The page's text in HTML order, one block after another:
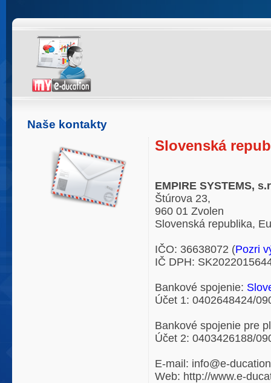
Naše kontakty
Slovenská
EMPIRE SYSTEMS,
Štúrova 23,
960 01 Zvolen
Slovenská republika,
IČO: 36638072 (Pozri
IČ DPH:
Bankové spojenie:
Účet 1: 0402648424/
Bankové spojenie pre
Účet 2: 0403426188/
E-mail: info@e-
Web: http://www.e-